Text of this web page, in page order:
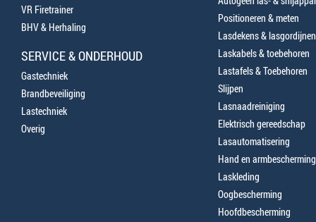
VR Firetrainer
BHV & Herhaling
SERVICE & ONDERHOUD
Gastechniek
Brandbeveiliging
Lastechniek
Overig
Positioneren & meten
Lasdekens & lasgordijnen
Laskabels & toebehoren
Lastafels & Toebehoren
Slijpen
Lasnaadreiniging
Elektrisch gereedschap
Lasautomatisering
Hand en armbescherming
Laskleding
Oogbescherming
Hoofdbescherming